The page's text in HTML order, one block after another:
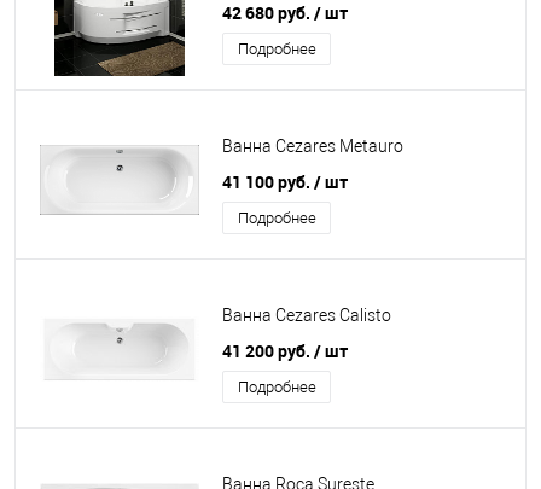
42 680 руб. / шт
Подробнее
Ванна Cezares Мetauro
41 100 руб. / шт
Подробнее
Ванна Cezares Calisto
41 200 руб. / шт
Подробнее
Ванна Roca Sureste